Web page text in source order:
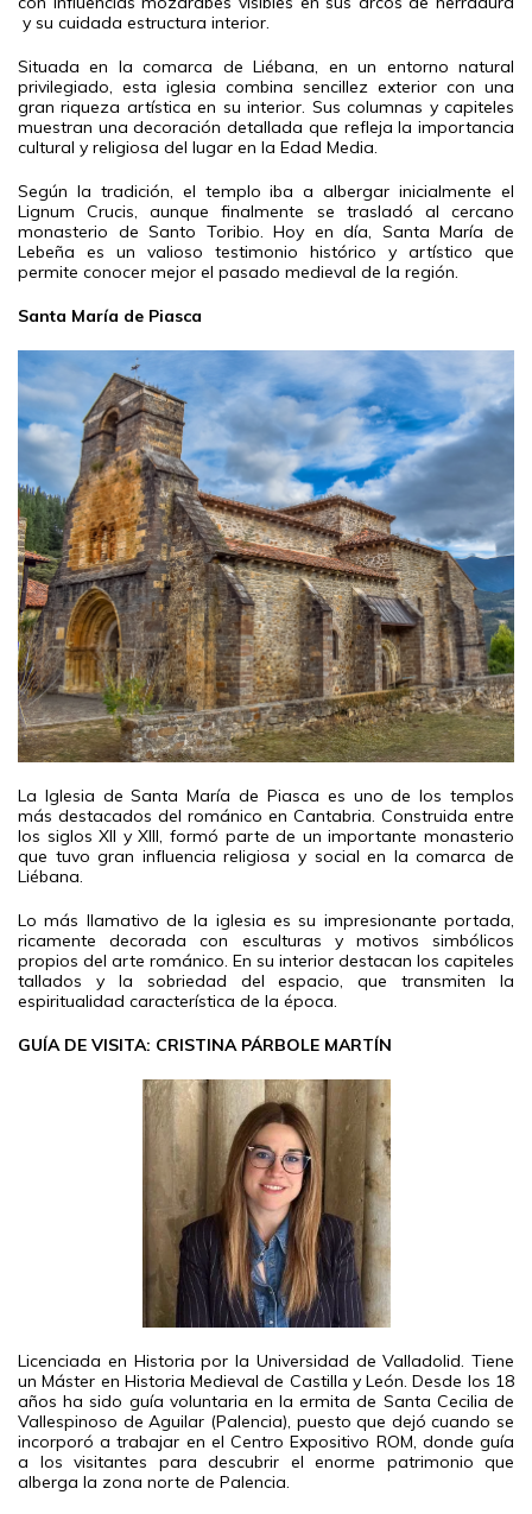
y su cuidada estructura interior.
Situada en la comarca de Liébana, en un entorno natural
privilegiado, esta iglesia combina sencillez exterior con una
gran riqueza artística en su interior. Sus columnas y capiteles
muestran una decoración detallada que refleja la importancia
cultural y religiosa del lugar en la Edad Media.
Según la tradición, el templo iba a albergar inicialmente el
Lignum Crucis, aunque finalmente se trasladó al cercano
monasterio de Santo Toribio. Hoy en día, Santa María de
Lebeña es un valioso testimonio histórico y artístico que
permite conocer mejor el pasado medieval de la región.
Santa María de Piasca
La Iglesia de Santa María de Piasca es uno de los templos
más destacados del románico en Cantabria. Construida entre
los siglos XII y XIII, formó parte de un importante monasterio
que tuvo gran influencia religiosa y social en la comarca de
Liébana.
Lo más llamativo de la iglesia es su impresionante portada,
ricamente decorada con esculturas y motivos simbólicos
propios del arte románico. En su interior destacan los capiteles
tallados y la sobriedad del espacio, que transmiten la
espiritualidad característica de la época.
GUÍA DE VISITA: CRISTINA PÁRBOLE MARTÍN
Licenciada en Historia por la Universidad de Valladolid. Tiene
un Máster en Historia Medieval de Castilla y León. Desde los 18
años ha sido guía voluntaria en la ermita de Santa Cecilia de
Vallespinoso de Aguilar (Palencia), puesto que dejó cuando se
incorporó a trabajar en el Centro Expositivo ROM, donde guía
a los visitantes para descubrir el enorme patrimonio que
alberga la zona norte de Palencia.